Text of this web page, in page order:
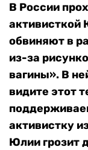
В России
активисткой
обвиняют в
из-за
вагины». В
видите этот
активистку
Юлии грозит